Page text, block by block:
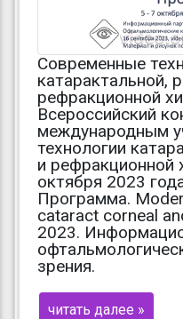
Современные
катарактальной,
рефракционной
Всероссийский
международным
технологии
и рефракционной
октября 2023
Программа.
cataract corneal
2023.
зрения.
читать далее »